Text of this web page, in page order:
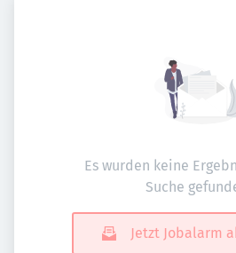
Es wurden keine
Suche
Jetzt Jobalarm